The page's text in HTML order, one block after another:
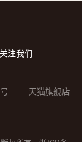
关注我们
天猫旗舰店